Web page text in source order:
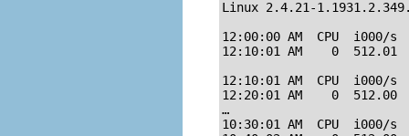
Linux 2.4.21-
12:00:00 AM  CPU
12:10:01 AM    0
12:10:01 AM  CPU
12:20:01 AM    0
…
10:30:01 AM  CPU